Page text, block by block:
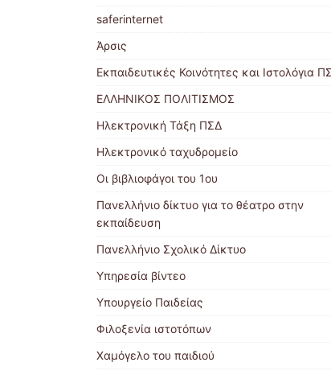
saferinternet
Άρσις
Εκπαιδευτικές Κοινότητες και Ιστολόγια
ΕΛΛΗΝΙΚΟΣ ΠΟΛΙΤΙΣΜΟΣ
Ηλεκτρονική Τάξη ΠΣΔ
Ηλεκτρονικό ταχυδρομείο
Οι βιβλιοφάγοι του 1ου
Πανελλήνιο δίκτυο για το θέατρο στην
εκπαίδευση
Πανελλήνιο Σχολικό Δίκτυο
Υπηρεσία βίντεο
Υπουργείο Παιδείας
Φιλοξενία ιστοτόπων
Χαμόγελο του παιδιού